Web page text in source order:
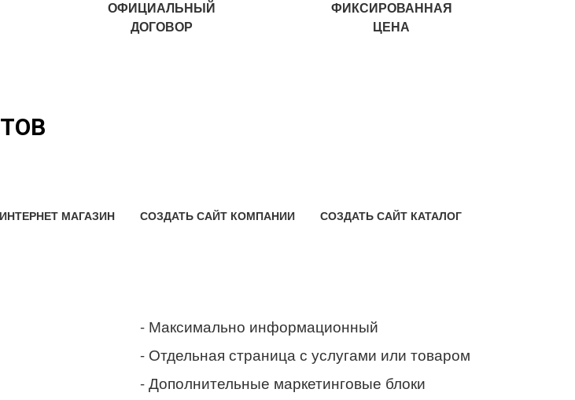
ОФИЦИАЛЬНЫЙ
ДОГОВОР
ФИКСИРОВАННАЯ
ЦЕНА
МАГАЗИН СОЗДАТЬ САЙТ КОМПАНИИ СОЗДАТЬ САЙТ КАТАЛОГ
- Максимально информационный
- Отдельная страница с услугами или товаром
- Дополнительные маркетинговые блоки